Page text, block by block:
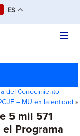
ES
del Conocimiento
– MU en la entidad »
5 mil 571
Programa